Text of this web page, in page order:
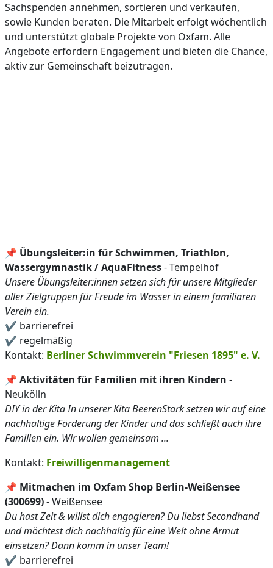
Sachspenden annehmen, sortieren und verkaufen,
sowie Kunden beraten. Die Mitarbeit erfolgt wöchentlich
und unterstützt globale Projekte von Oxfam. Alle
Angebote erfordern Engagement und bieten die Chance,
aktiv zur Gemeinschaft beizutragen.
📌 Übungsleiter:in für Schwimmen, Triathlon,
Wassergymnastik / AquaFitness- Tempelhof
Unsere Übungsleiter:innen setzen sich für unsere Mitglieder
aller Zielgruppen für Freude im Wasser in einem familiären
Verein ein.
✔️ barrierefrei
✔️ regelmäßig
Kontakt: Berliner Schwimmverein "Friesen 1895" e. V.
📌 Aktivitäten für Familien mit ihren Kindern -
Neukölln
DIY in der Kita In unserer Kita BeerenStark setzen wir auf eine
nachhaltige Förderung der Kinder und das schließt auch ihre
Familien ein. Wir wollen gemeinsam ...
Kontakt: Freiwilligenmanagement
📌 Mitmachen im Oxfam Shop Berlin-Weißensee
(300699)- Weißensee
Du hast Zeit & willst dich engagieren? Du liebst Secondhand
und möchtest dich nachhaltig für eine Welt ohne Armut
einsetzen? Dann komm in unser Team!
✔️ barrierefrei